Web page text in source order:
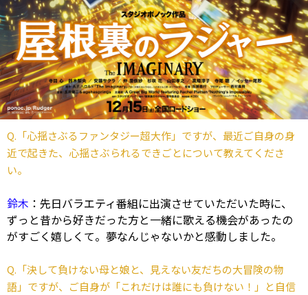
Q.「心揺さぶるファンタジー超大作」ですが、最近ご自身の身
近で起きた、心揺さぶられるできごとについて教えてくださ
い。
鈴木 ：先日バラエティ番組に出演させていただいた時に、
ずっと昔から好きだった方と一緒に歌える機会があったの
がすごく嬉しくて。夢なんじゃないかと感動しました。
Q.「決して負けない母と娘と、見えない友だちの大冒険の物
語」ですが、ご自身が「これだけは誰にも負けない！」と自信